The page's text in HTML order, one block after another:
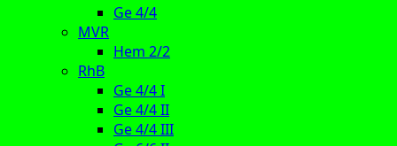
Ge 4/4
MVR
Hem 2/2
RhB
Ge 4/4 I
Ge 4/4 II
Ge 4/4 III